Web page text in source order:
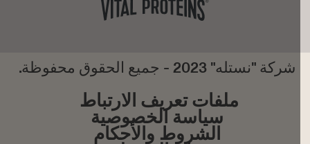
شركة "نستله" 2023 - جميع الحقوق محفوظة.
ملفات تعريف الارتباط
سياسة الخصوصية
الشروط والأحكام